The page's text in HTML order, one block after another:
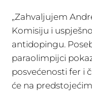
„Zahvaljujem
Komisiju i
antidopingu.
paraolimpijci
posvećenosti fer i
će na